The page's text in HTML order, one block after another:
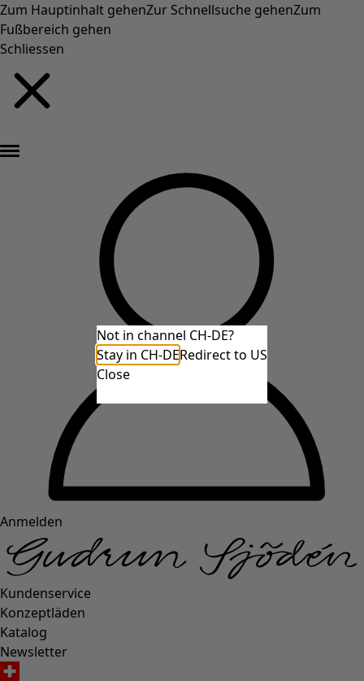
Zum Hauptinhalt gehenZur Schnellsuche gehenZum
Fußbereich gehen
Schliessen
Anmelden
Kundenservice
Konzeptläden
Katalog
Newsletter
Not in channel CH-DE?
Stay in CH-DERedirect to US
Close